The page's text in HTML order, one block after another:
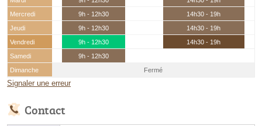
Mercredi
9h - 12h30
14h30 - 19h
Jeudi
9h - 12h30
14h30 - 19h
Vendredi
9h - 12h30
14h30 - 19h
Samedi
9h - 12h30
Dimanche
Fermé
Signaler une erreur
Contact